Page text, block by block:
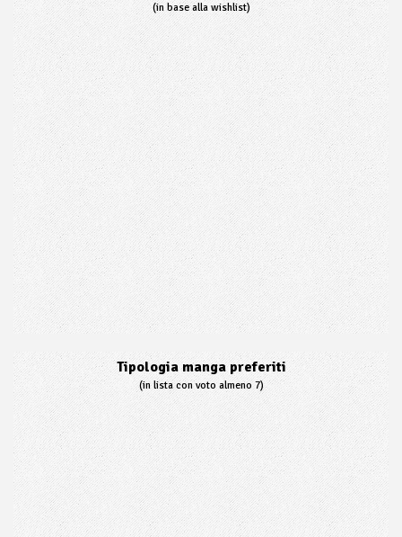
(in base alla wishlist)
Tipologia manga preferiti
(in lista con voto almeno 7)